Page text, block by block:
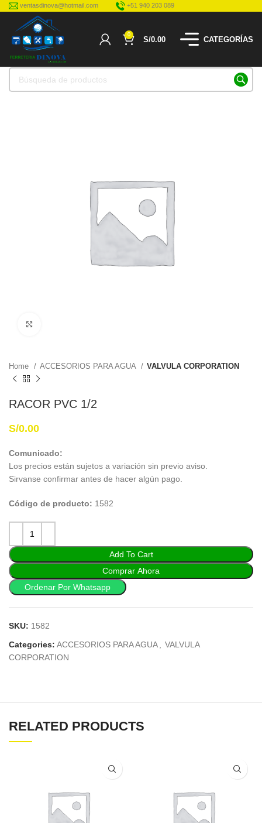
ventasdinova@hotmail.com +51 940 203 089
0
S/0.00 CATEGORÍAS
Home ACCESORIOS PARA AGUA VALVULA CORPORATION
RACOR PVC 1/2
S/0.00
Comunicado:
Los precios están sujetos a variación sin previo aviso.
Sirvanse confirmar antes de hacer algún pago.
Código de producto: 1582
Add To Cart
Comprar Ahora
Ordenar Por Whatsapp
SKU: 1582
Categories: ACCESORIOS PARA AGUA
VALVULA
CORPORATION
RELATED PRODUCTS